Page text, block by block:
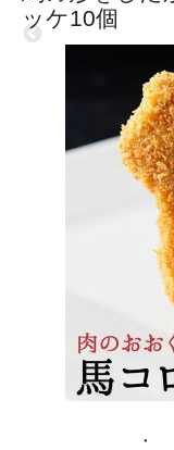
ッケ10個